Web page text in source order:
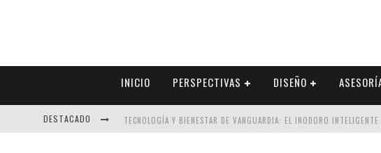
INICIO PERSPECTIVAS DISEÑO
DESTACADO TECNOLOGÍA Y BIENESTAR DE VANGUARDIA: EL INODORO INTELIGENTE